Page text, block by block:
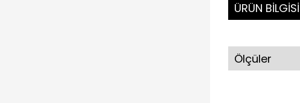
ÜRÜN BİLGİSİ
Ölçüler